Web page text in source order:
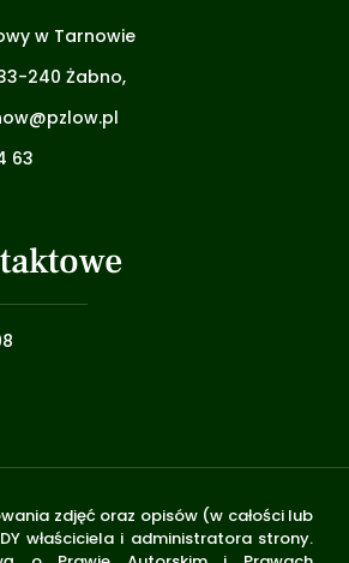
w Tarnowie
240 Żabno,
63
zdjęć oraz opisów (w całości lub
właściciela i administratora strony.